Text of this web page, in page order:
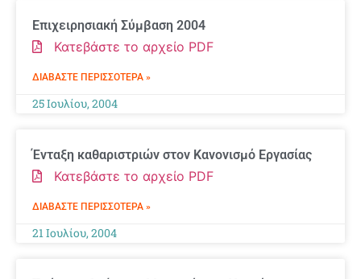
Επιχειρησιακή Σύμβαση 2004
Κατεβάστε το αρχείο PDF
ΔΙΑΒΆΣΤΕ ΠΕΡΙΣΣΌΤΕΡΑ »
25 Ιουλίου, 2004
Ένταξη καθαριστριών στον Κανονισμό Εργασίας
Κατεβάστε το αρχείο PDF
ΔΙΑΒΆΣΤΕ ΠΕΡΙΣΣΌΤΕΡΑ »
21 Ιουλίου, 2004